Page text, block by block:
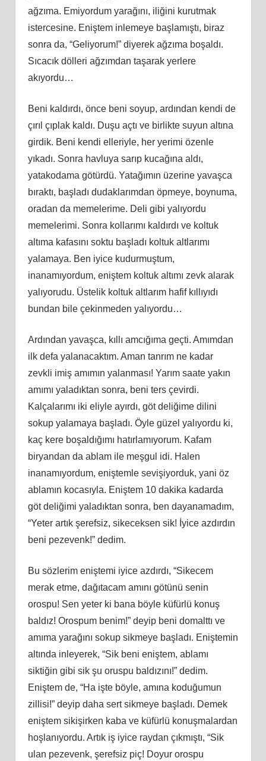
ağzıma. Emiyordum yarağını, iliğini kurutmak
istercesine. Eniştem inlemeye başlamıştı, biraz
sonra da, “Geliyorum!” diyerek ağzıma boşaldı.
Sıcacık dölleri ağzımdan taşarak yerlere
akıyordu…
Beni kaldırdı, önce beni soyup, ardından kendi de
çırıl çıplak kaldı. Duşu açtı ve birlikte suyun altına
girdik. Beni kendi elleriyle, her yerimi özenle
yıkadı. Sonra havluya sarıp kucağına aldı,
yatakodama götürdü. Yatağımın üzerine yavaşca
bıraktı, başladı dudaklarımdan öpmeye, boynuma,
oradan da memelerime. Deli gibi yalıyordu
memelerimi. Sonra kollarımı kaldırdı ve koltuk
altıma kafasını soktu başladı koltuk altlarımı
yalamaya. Ben iyice kudurmuştum,
inanamıyordum, eniştem koltuk altımı zevk alarak
yalıyorudu. Üstelik koltuk altlarım hafif kıllıyıdı
bundan bile çekinmeden yalıyordu…
Ardından yavaşca, kıllı amcığıma geçti. Amımdan
ilk defa yalanacaktım. Aman tanrım ne kadar
zevkli imiş amımın yalanması! Yarım saate yakın
amımı yaladıktan sonra, beni ters çevirdi.
Kalçalarımı iki eliyle ayırdı, göt deliğime dilini
sokup yalamaya başladı. Öyle güzel yalıyordu ki,
kaç kere boşaldığımı hatırlamıyorum. Kafam
biryandan da ablam ile meşgul idi. Halen
inanamıyordum, eniştemle sevişiyorduk, yani öz
ablamın kocasıyla. Eniştem 10 dakika kadarda
göt deliğimi yaladıktan sonra, ben dayanamadım,
“Yeter artık şerefsiz, sikeceksen sik! İyice azdırdın
beni pezevenk!” dedim.
Bu sözlerim eniştemi iyice azdırdı, “Sikecem
merak etme, dağıtacam amını götünü senin
orospu! Sen yeter ki bana böyle küfürlü konuş
baldız! Orospum benim!” deyip beni domalttı ve
amıma yarağını sokup sikmeye başladı. Eniştemin
altında inleyerek, “Sik beni eniştem, ablamı
siktiğin gibi sik şu oruspu baldızını!” dedim.
Eniştem de, “Ha işte böyle, amına koduğumun
zillisi!” deyip daha sert sikmeye başladı. Demek
eniştem sikişirken kaba ve küfürlü konuşmalardan
hoşlanıyordu. Artık iş iyice raydan çıkmıştı, “Sik
ulan pezevenk, şerefsiz piç! Doyur orospu